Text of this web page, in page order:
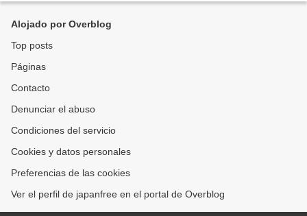
Alojado por Overblog
Top posts
Páginas
Contacto
Denunciar el abuso
Condiciones del servicio
Cookies y datos personales
Preferencias de las cookies
Ver el perfil de japanfree en el portal de Overblog